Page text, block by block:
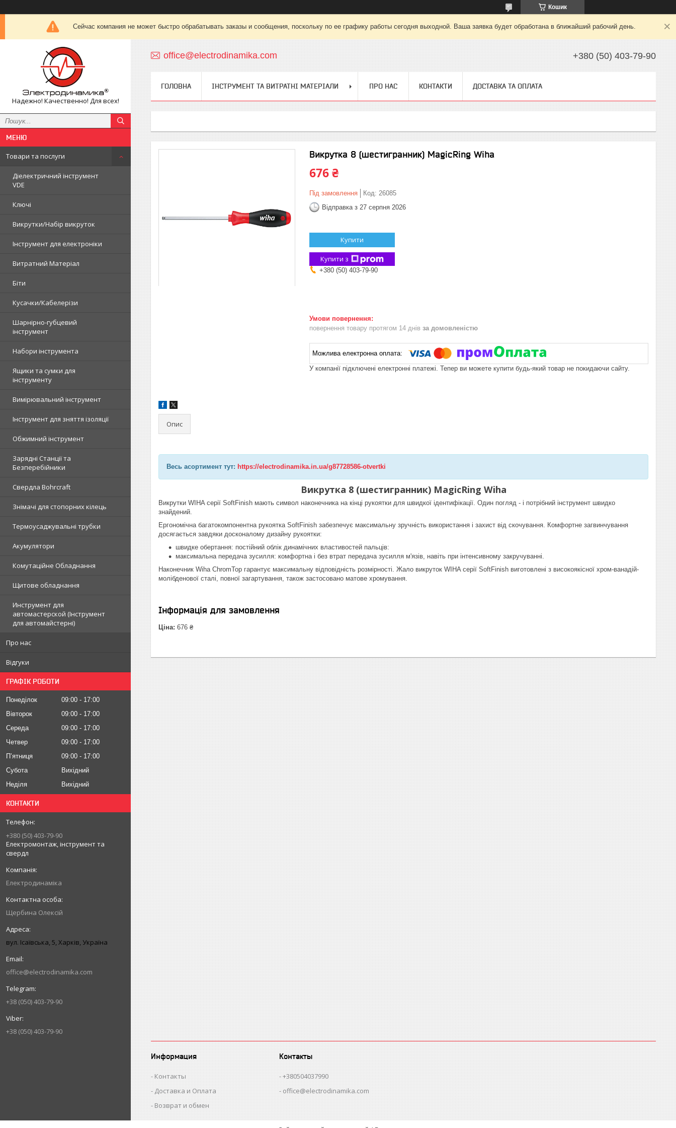
Кошик
Сейчас компания не может быстро обрабатывать заказы и сообщения, поскольку по ее графику работы сегодня выходной. Ваша заявка будет обработана в ближайший рабочий день.
Надежно! Качественно! Для всех!
Товари та послуги
Діелектричний інструмент
VDE
Ключі
Викрутки/Набір викруток
Інструмент для електроніки
Витратний Матеріал
Біти
Кусачки/Кабелерізи
Шарнірно-губцевий
інструмент
Набори інструмента
Ящики та сумки для
інструменту
Вимірювальний інструмент
Інструмент для зняття ізоляції
Обжимний інструмент
Зарядні Станції та
Безперебійники
Свердла Bohrcraft
Знімачі для стопорних кілець
Термоусаджувальні трубки
Акумулятори
Комутаційне Обладнання
Щитове обладнання
Инструмент для
автомастерской (Інструмент
для автомайстерні)
Про нас
Відгуки
ГРАФІК РОБОТИ
Понеділок 09:00
17:00
Вівторок
09:00
17:00
Середа
09:00
17:00
Четвер
09:00
17:00
Пʼятниця
09:00
17:00
Субота
Вихідний
Неділя
Вихідний
КОНТАКТИ
+380 (50) 403-79-90
Електромонтаж, інструмент та
свердл
Електродинаміка
Щербина Олексій
вул. Ісаївська, 5, Харків, Україна
office@electrodinamika.com
+38 (050) 403-79-90
+38 (050) 403-79-90
office@electrodinamika.com +380 (50) 403-79-90
ГОЛОВНА ІНСТРУМЕНТ ТА ВИТРАТНІ МАТЕРІАЛИ ПРО НАС КОНТАКТИ ДОСТАВКА ТА ОПЛАТА
Викрутка 8 (шестигранник) MagicRing Wiha
676 ₴
Під замовлення Код: 26085
Відправка з 27 серпня 2026
Купити
Купити з
+380 (50) 403-79-90
повернення товару протягом 14 днів за домовленістю
У компанії підключені електронні платежі. Тепер ви можете купити будь-який товар не покидаючи сайту.
Опис
Весь асортимент тут: https://electrodinamika.in.ua/g87728586-otvertki
Викрутка 8 (шестигранник) MagicRing Wiha
Викрутки WIHA серії SoftFinish мають символ наконечника на кінці рукоятки для швидкої ідентифікації. Один погляд - і потрібний інструмент швидко
знайдений.
Ергономічна багатокомпонентна рукоятка SoftFinish забезпечує максимальну зручність використання і захист від скочування. Комфортне загвинчування
досягається завдяки досконалому дизайну рукоятки:
швидке обертання: постійний облік динамічних властивостей пальців:
максимальна передача зусилля: комфортна і без втрат передача зусилля м'язів, навіть при інтенсивному закручуванні.
Наконечник Wiha ChromTop гарантує максимальну відповідність розмірності. Жало викруток WIHA серії SoftFinish виготовлені з високоякісної хром-ванадій-
молібденової сталі, повної загартування, також застосовано матове хромування.
Інформація для замовлення
Ціна: 676 ₴
Информация
Контакты
Доставка и Оплата
Возврат и обмен
Контакты
+380504037990
office@electrodinamika.com